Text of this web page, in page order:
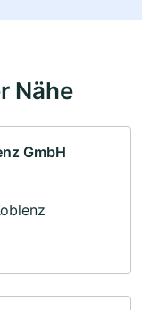
Nähe
GmbH